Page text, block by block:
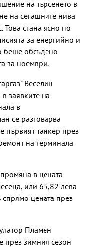
на търсенето в
на сегашните нива
Това стана ясно по
за енергийно и
беше обсъдено
за ноември.
Веселин
заявките на
в
се разтоварва
първият танкер през
на терминала
в цената
или 65,82 лева
спрямо цената през
Пламен
през зимния сезон